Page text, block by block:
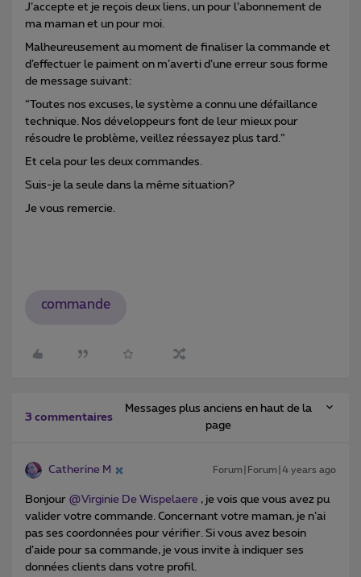
J’accepte et je reçois deux liens, un pour l’abonnement de
ma maman et un pour moi.
Malheureusement au moment de finaliser la commande et
d’effectuer le paiment on m’averti d’une erreur sous forme
de message suivant:
“Toutes nos excuses, le système a connu une défaillance
technique. Nos développeurs font de leur mieux pour
résoudre le problème, veillez réessayez plus tard.”
Et cela pour les deux commandes.
Suis-je la seule dans la même situation?
Je vous remercie.
commande
3 commentaires
Messages plus anciens en haut de la
page
Catherine M Forum|Forum|4 years ago
Bonjour @Virginie De Wispelaere , je vois que vous avez pu
valider votre commande. Concernant votre maman, je n’ai
pas ses coordonnées pour vérifier. Si vous avez besoin
d’aide pour sa commande, je vous invite à indiquer ses
données clients dans votre profil.